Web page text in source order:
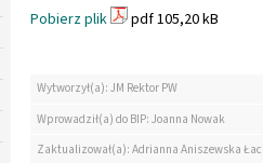
Pobierz plik
pdf 105,20 kB
Wytworzył(a): JM Rektor PW
Wprowadził(a) do BIP: Joanna Nowak
Zaktualizował(a): Adrianna Aniszewska